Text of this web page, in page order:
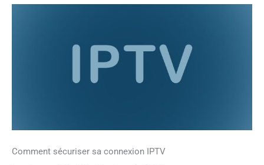
Comment sécuriser sa connexion IPTV